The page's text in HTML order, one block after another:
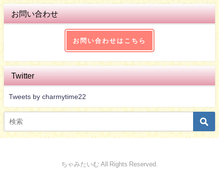
お問い合わせ
お問い合わせはこちら
Twitter
Tweets by charmytime22
ちゃみたいむ All Rights Reserved.